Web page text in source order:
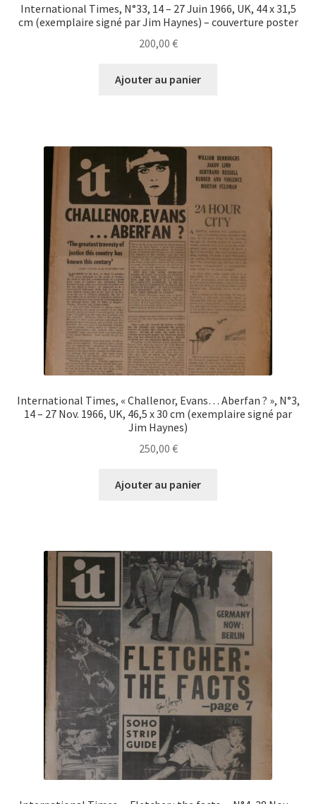
International Times, N°33, 14 – 27 Juin 1966, UK, 44 x 31,5
cm (exemplaire signé par Jim Haynes) – couverture poster
200,00 €
Ajouter au panier
International Times, « Challenor, Evans… Aberfan ? », N°3,
14 – 27 Nov. 1966, UK, 46,5 x 30 cm (exemplaire signé par
Jim Haynes)
250,00 €
Ajouter au panier